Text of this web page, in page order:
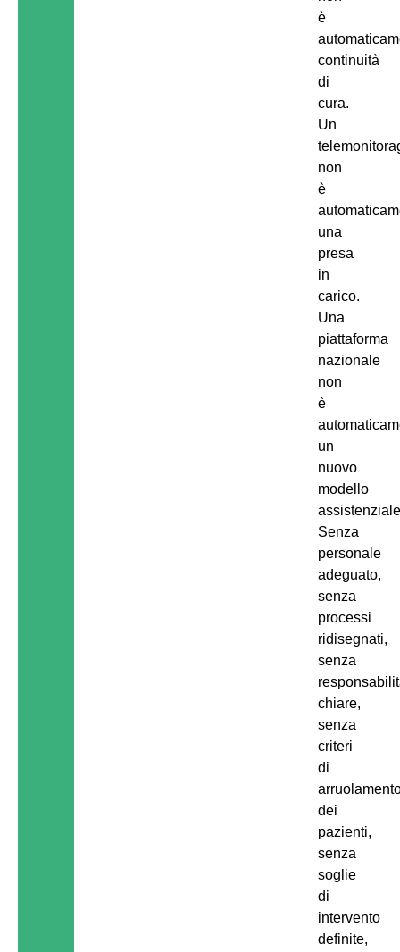
è
continuità
di
cura.
Un
non
è
una
presa
in
carico.
Una
piattaforma
nazionale
non
è
un
nuovo
modello
Senza
personale
adeguato,
senza
processi
ridisegnati,
senza
chiare,
senza
criteri
di
dei
pazienti,
senza
soglie
di
intervento
definite,